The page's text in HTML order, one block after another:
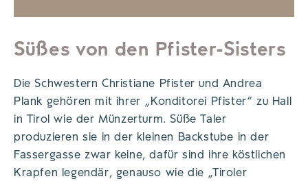
Süßes von den Pfister-Sisters
Die Schwestern Christiane Pfister und Andrea
Plank gehören mit ihrer „Konditorei Pfister“ zu Hall
in Tirol wie der Münzerturm. Süße Taler
produzieren sie in der kleinen Backstube in der
Fassergasse zwar keine, dafür sind ihre köstlichen
Krapfen legendär, genauso wie die „Tiroler